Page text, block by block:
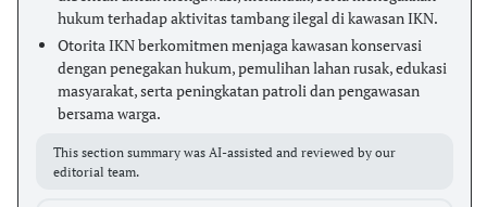
hukum terhadap aktivitas tambang ilegal di kawasan IKN.
Otorita IKN berkomitmen menjaga kawasan konservasi
dengan penegakan hukum, pemulihan lahan rusak, edukasi
masyarakat, serta peningkatan patroli dan pengawasan
bersama warga.
This section summary was AI-assisted and reviewed by our
editorial team.